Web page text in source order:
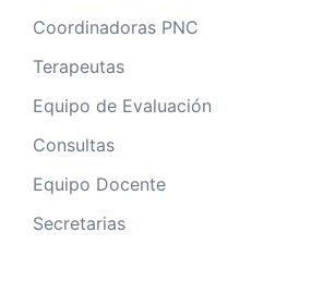
Coordinadoras PNC
Terapeutas
Equipo de Evaluación
Consultas
Equipo Docente
Secretarias